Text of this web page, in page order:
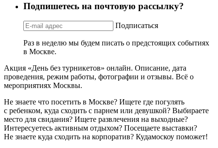
Подпишетесь на почтовую рассылку?
Подписаться
Раз в неделю мы будем писать о предстоящих событиях
в Москве.
Акция «День без турникетов» онлайн. Описание, дата
проведения, режим работы, фотографии и отзывы. Всё о
мероприятиях Москвы.
Не знаете что посетить в Москве? Ищете где погулять
с ребенком, куда сходить с парнем или девушкой? Выбираете
место для свидания? Ищете развлечения на выходные?
Интересуетесь активным отдыхом? Посещаете выставки?
Не знаете куда сходить на корпоратив? Кудамоскоу поможет!